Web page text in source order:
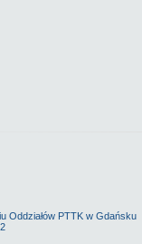
Oddziałów PTTK w Gdańsku